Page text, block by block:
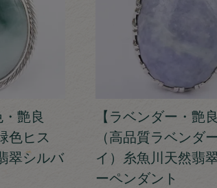
艶良
色ヒス
翠シルバ
【ラベンダー・艶
（高品質ラベンダ
イ）糸魚川天然翡
ーペンダント